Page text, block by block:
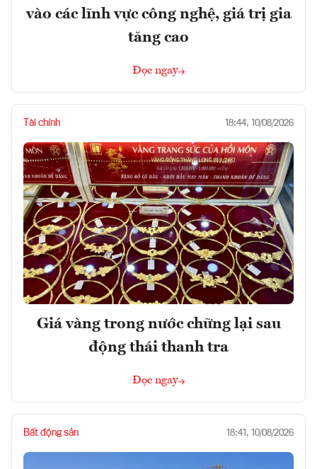
vào các lĩnh vực công nghệ, giá trị gia
tăng cao
Đọc ngay
Tài chính 18:44, 10/08/2026
Giá vàng trong nước chững lại sau
động thái thanh tra
Đọc ngay
Bất động sản 18:41, 10/08/2026